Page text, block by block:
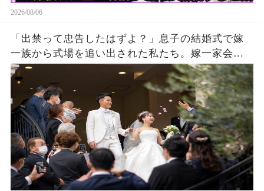
2026/08/06
「出禁って忠告したはずよ？」息子の結婚式で嫁
一族から式場を追い出された私たち。嫁一家会社
の大株主の私が株主総会で社長解任案を出すと